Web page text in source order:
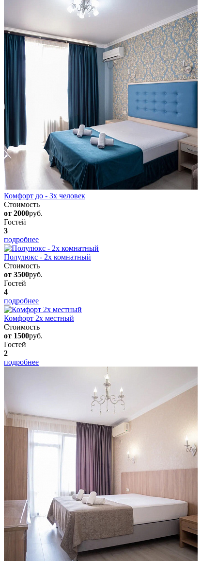
Комфорт до - 3х человек
Стоимость
от 2000руб.
Гостей
3
подробнее
Полулюкс - 2х комнатный
Стоимость
от 3500руб.
Гостей
4
подробнее
Комфорт 2х местный
Стоимость
от 1500руб.
Гостей
2
подробнее